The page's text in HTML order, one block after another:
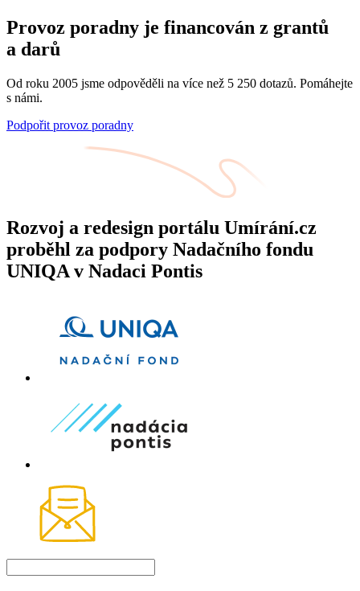
Provoz poradny je financován z grantů
a darů
Od roku 2005 jsme odpověděli na více než 5 250 dotazů. Pomáhejte
s námi.
Podpořit provoz poradny
Rozvoj a redesign portálu Umírání.cz
proběhl za podpory Nadačního fondu
UNIQA v Nadaci Pontis